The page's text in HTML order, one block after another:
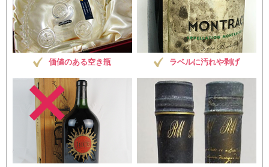
価値のある空き瓶 ラベルに汚れや剥げ